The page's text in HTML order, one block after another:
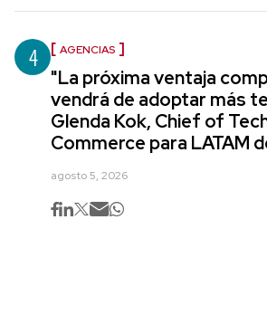
4 AGENCIAS
"La próxima ventaja
vendrá de adoptar más
Glenda Kok, Chief of
Commerce para LATAM
agosto 5, 2026